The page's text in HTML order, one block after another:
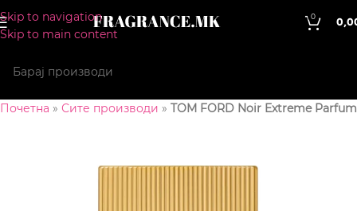
Skip to navigation
Skip to main content
0
Почетна » Сите производи » TOM FORD Noir Extreme Parfum